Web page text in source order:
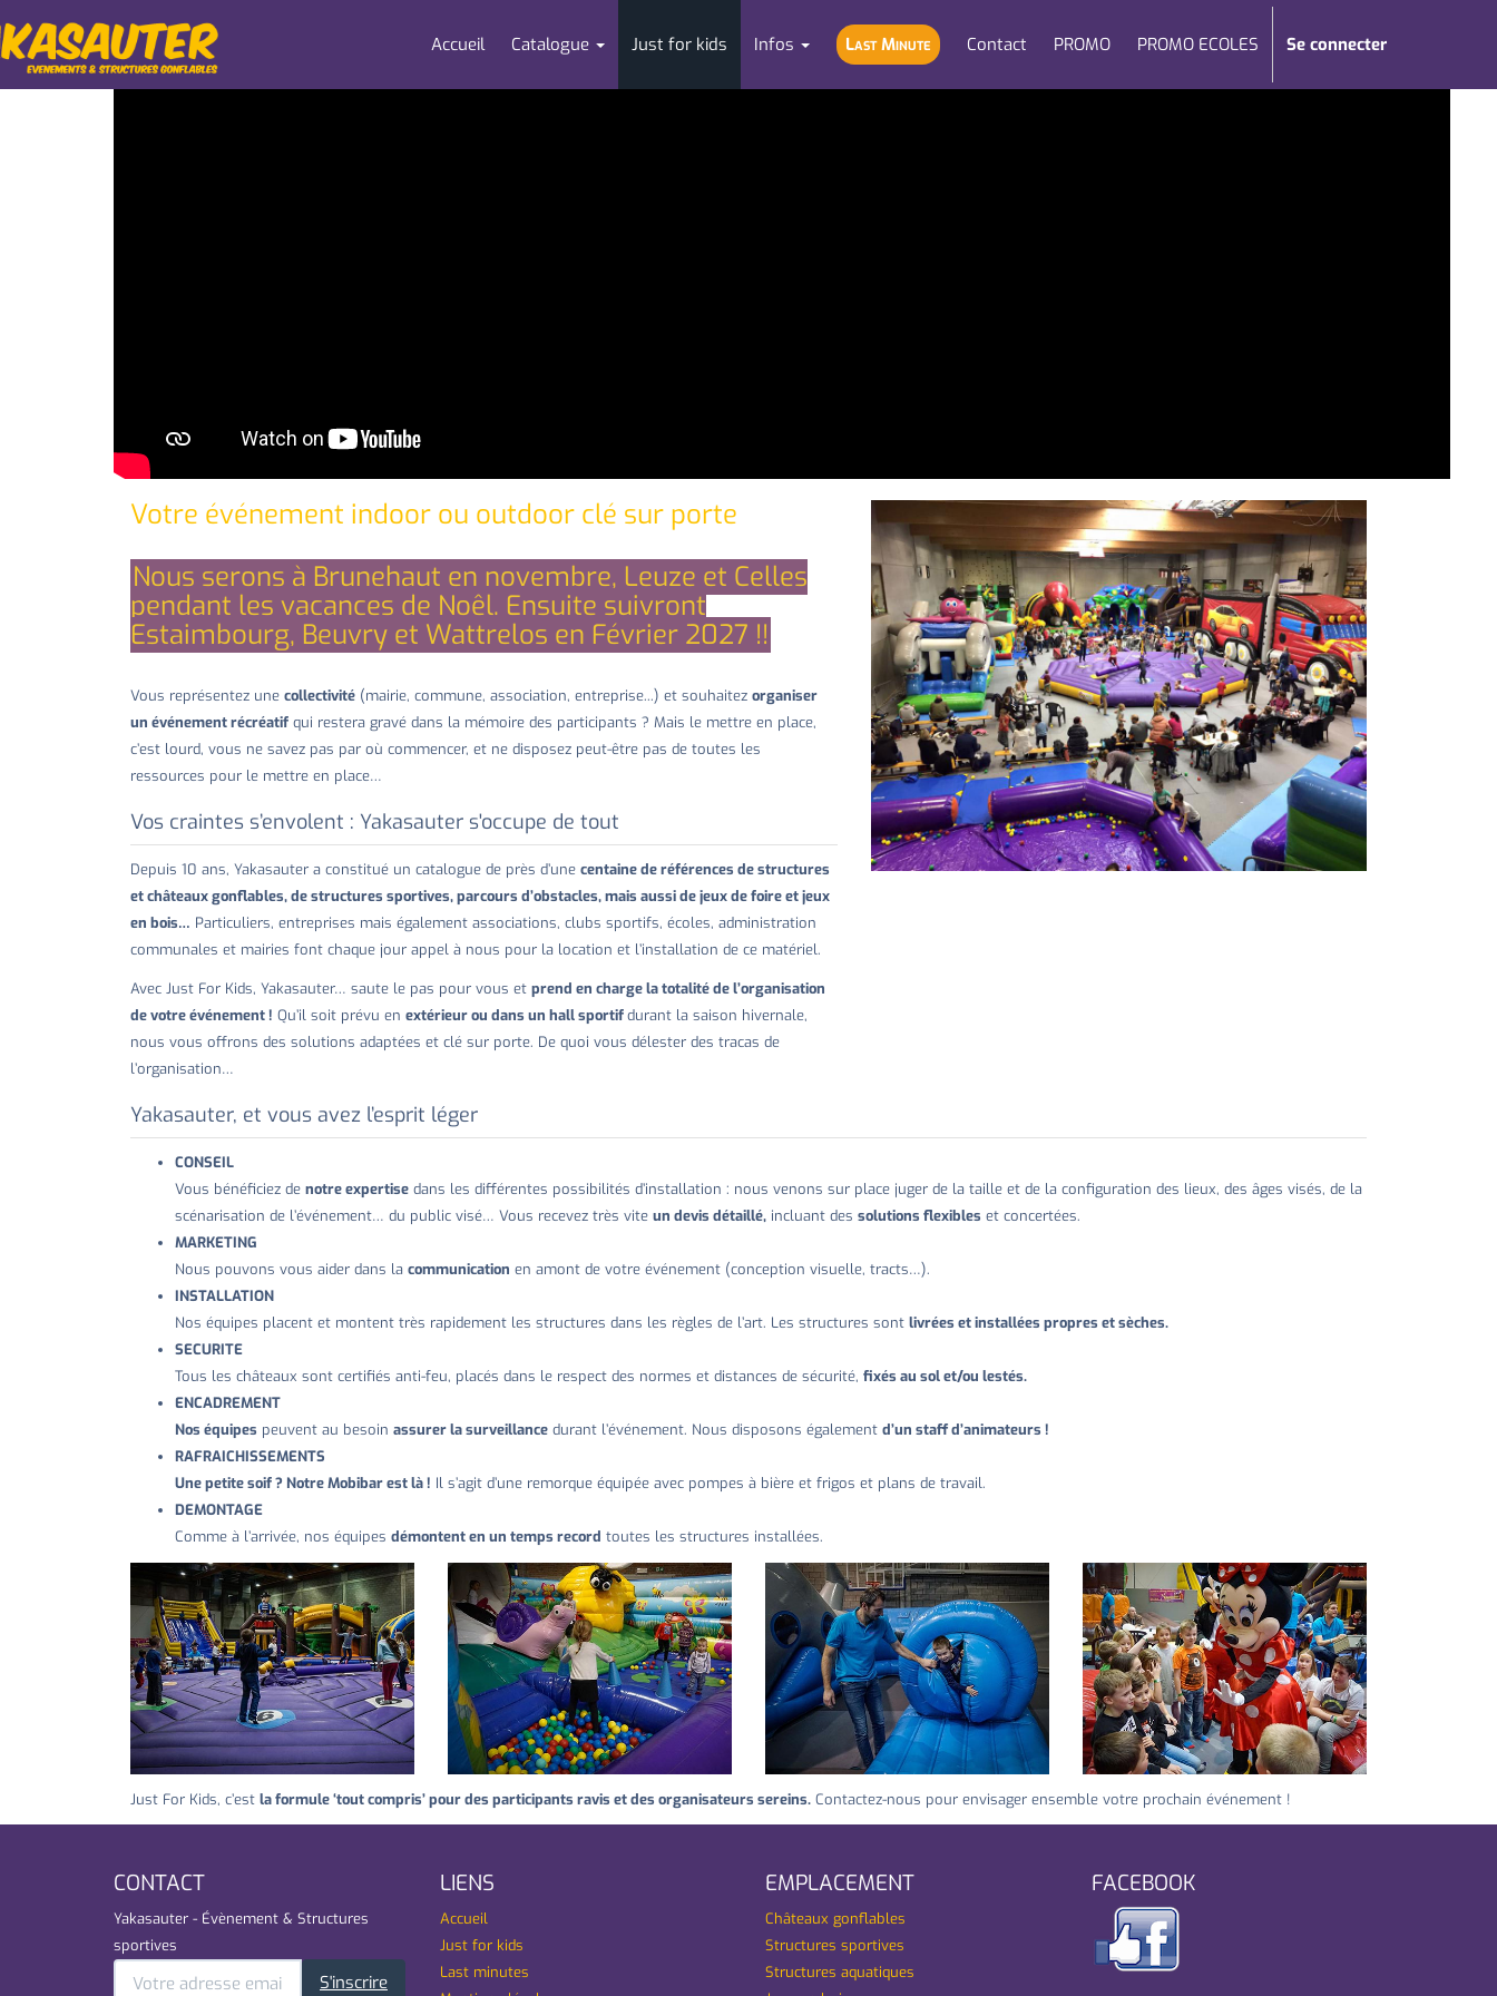
Accueil Catalogue Just for kids Infos Last Minute Contact PROMO PROMO ECOLES Se connecter
Votre événement indoor ou outdoor clé sur porte
Nous serons à Brunehaut en novembre, Leuze et Celles
pendant les vacances de Noêl. Ensuite suivront
Estaimbourg, Beuvry et Wattrelos en Février 2027 !!
Vous représentez une collectivité (mairie, commune, association, entreprise...) et souhaitez organiser
un événement récréatif qui restera gravé dans la mémoire des participants ? Mais le mettre en place,
c’est lourd, vous ne savez pas par où commencer, et ne disposez peut-être pas de toutes les
ressources pour le mettre en place…
Vos craintes s’envolent : Yakasauter s'occupe de tout
Depuis 10 ans, Yakasauter a constitué un catalogue de près d’une centaine de références de structures
et châteaux gonflables, de structures sportives, parcours d’obstacles, mais aussi de jeux de foire et jeux
en bois… Particuliers, entreprises mais également associations, clubs sportifs, écoles, administration
communales et mairies font chaque jour appel à nous pour la location et l’installation de ce matériel.
Avec Just For Kids, Yakasauter… saute le pas pour vous et prend en charge la totalité de l’organisation
de votre événement ! Qu’il soit prévu en extérieur ou dans un hall sportifdurant la saison hivernale,
nous vous offrons des solutions adaptées et clé sur porte. De quoi vous délester des tracas de
l’organisation…
Yakasauter, et vous avez l’esprit léger
CONSEIL
Vous bénéficiez de notre expertise dans les différentes possibilités d’installation : nous venons sur place juger de la taille et de la configuration des lieux, des âges visés, de la
scénarisation de l’événement… du public visé… Vous recevez très vite un devis détaillé, incluant des solutions flexibles et concertées.
MARKETING
Nous pouvons vous aider dans la communication en amont de votre événement (conception visuelle, tracts…).
INSTALLATION
Nos équipes placent et montent très rapidement les structures dans les règles de l’art. Les structures sont livrées et installées propres et sèches.
SECURITE
Tous les châteaux sont certifiés anti-feu, placés dans le respect des normes et distances de sécurité, fixés au sol et/ou lestés.
ENCADREMENT
Nos équipes peuvent au besoin assurer la surveillance durant l’événement. Nous disposons également d’un staff d’animateurs !
RAFRAICHISSEMENTS
Une petite soif ? Notre Mobibar est là ! Il s’agit d’une remorque équipée avec pompes à bière et frigos et plans de travail.
DEMONTAGE
Comme à l’arrivée, nos équipes démontent en un temps record toutes les structures installées.
Just For Kids, c’est la formule ‘tout compris’ pour des participants ravis et des organisateurs sereins. Contactez-nous pour envisager ensemble votre prochain événement !
CONTACT
Yakasauter - Évènement & Structures
sportives
S'inscrire
LIENS
Accueil
Just for kids
Last minutes
EMPLACEMENT
Châteaux gonflables
Structures sportives
Structures aquatiques
FACEBOOK